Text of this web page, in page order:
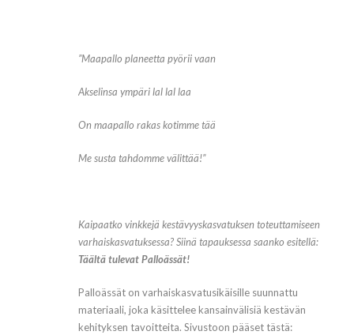
”Maapallo planeetta pyörii vaan
Akselinsa ympäri lal lal laa
On maapallo rakas kotimme tää
Me susta tahdomme välittää!”
Kaipaatko vinkkejä kestävyyskasvatuksen toteuttamiseen
varhaiskasvatuksessa? Siinä tapauksessa saanko esitellä:
Täältä tulevat Palloässät!
Palloässät on varhaiskasvatusikäisille suunnattu
materiaali, joka käsittelee kansainvälisiä kestävän
kehityksen tavoitteita. Sivustoon pääset tästä: